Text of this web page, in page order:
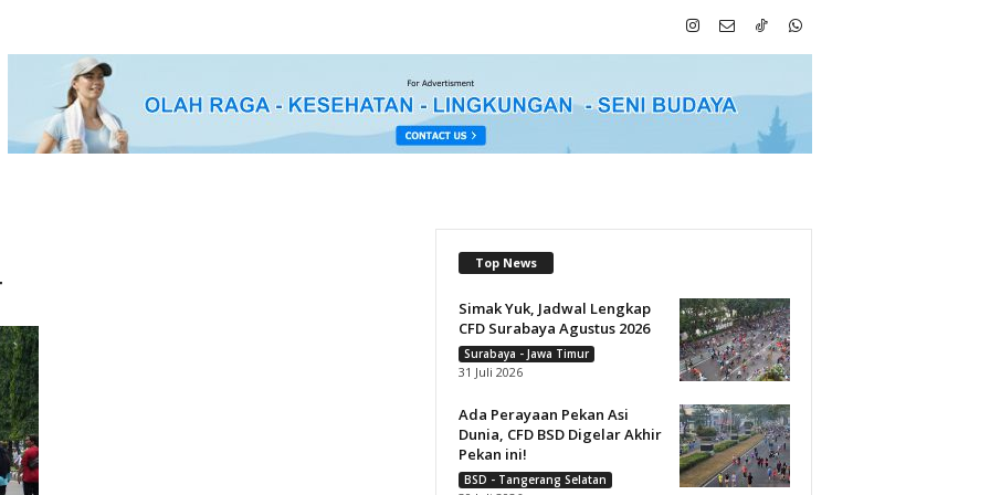
Top News
Simak Yuk, Jadwal Lengkap
CFD Surabaya Agustus 2026
Surabaya - Jawa Timur
31 Juli 2026
Ada Perayaan Pekan Asi
Dunia, CFD BSD Digelar Akhir
Pekan ini!
BSD - Tangerang Selatan